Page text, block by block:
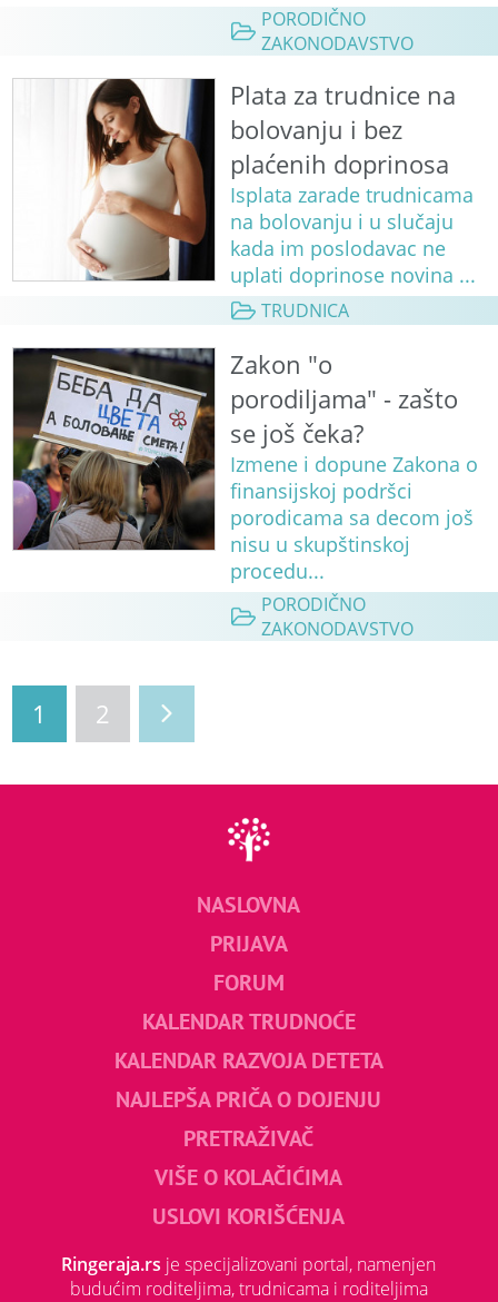
PORODIČNO
ZAKONODAVSTVO
Plata za trudnice na
bolovanju i bez
plaćenih doprinosa
Isplata zarade trudnicama
na bolovanju i u slučaju
kada im poslodavac ne
uplati doprinose novina ...
TRUDNICA
Zakon "o
porodiljama" - zašto
se još čeka?
Izmene i dopune Zakona o
finansijskoj podršci
porodicama sa decom još
nisu u skupštinskoj
procedu...
PORODIČNO
ZAKONODAVSTVO
1 2
NASLOVNA
PRIJAVA
FORUM
KALENDAR TRUDNOĆE
KALENDAR RAZVOJA DETETA
NAJLEPŠA PRIČA O DOJENJU
PRETRAŽIVAČ
VIŠE O KOLAČIĆIMA
USLOVI KORIŠĆENJA
Ringeraja.rs je specijalizovani portal, namenjen
budućim roditeljima, trudnicama i roditeljima